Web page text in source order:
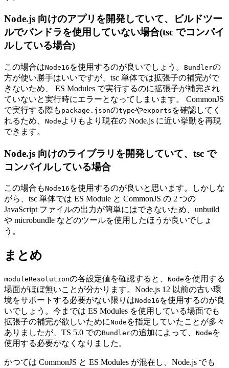
Node.js 向けのアプリを開発していて、ビルドツー
ルでバンドラを使用していない場合(tsc でコンパイ
ルしている場合)
この場合はNode16 を使用するのが良いでしょう。 Bundlerの
方が使い勝手はいいですが、tsc 単体では拡張子の補完がで
きないため、 ES Modules で実行するのに拡張子が補完され
ていないと実行時にエラーとなってしまいます。 CommonJS
で実行する際も package.jsonのtypeやexports を確認してく
れるため、 Node よりもより現在の Node.js に近い挙動を再現
できます。
Node.js 向けのライブラリを開発していて、tsc で
コンパイルしている場合
この場合もNode16 を使用するのが良いと思います。しかしな
がら、tsc 単体では ES Module と CommonJS の 2 つの
JavaScript ファイルの出力が簡単にはできないため、unbuild
や microbundle などのツールを使用したほうが良いでしょ
う。
まとめ
moduleResolutionの各設定値を確認すると、 Node を使用する
場面がほぼ無いことが分かります。Node.js 12 以前の古い環
境をサポートする必要がない限りはNode16 を使用するのが良
いでしょう。今までは ES Modules を使用している場面でも
拡張子の補完が欲しいためにNode を指定していたことが多々
ありましたが、TS 5.0 でのBundlerの追加によって、 Node を
使用する必要がなくなりました。
かつては CommonJS と ES Modules が混在し、Node.js でも